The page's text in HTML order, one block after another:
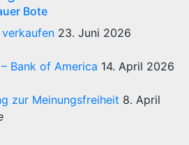
Bote
verkaufen 23. Juni 2026
Bank of America 14. April 2026
zur Meinungsfreiheit 8. April